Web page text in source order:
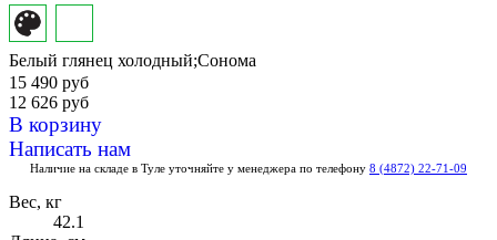
Белый глянец холодный;Сонома
15 490 руб
12 626 руб
В корзину
Написать нам
Наличие на складе в Туле уточняйте у менеджера по телефону 8 (4872) 22-71-09
Вес, кг
42.1